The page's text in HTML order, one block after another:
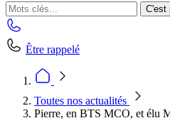
C'est
Être rappelé
Toutes nos actualités
Pierre, en BTS MCO, et élu